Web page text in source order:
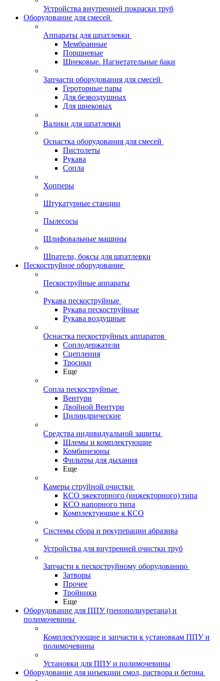
Устройства внутренней покраски труб
Оборудование для смесей
Аппараты для шпатлевки
Мембранные
Поршневые
Шнековые. Нагнетательные баки
Запчасти оборудования для смесей
Героторные пары
Для безвоздушных
Для шнековых
Валики для шпатлевки
Оснастка оборудования для смесей
Пистолеты
Рукава
Сопла
Хопперы
Штукатурные станции
Пылесосы
Шлифовальные машины
Шпатели, боксы для шпатлевки
Пескоструйное оборудование
Пескоструйные аппараты
Рукава пескоструйные
Рукава пескоструйные
Рукава воздушные
Оснастка пескоструйных аппаратов
Соплодержатели
Сцепления
Тросики
Еще
Сопла пескоструйные
Вентури
Двойной Вентури
Цилиндрические
Средства индивидуальной защиты
Шлемы и комплектующие
Комбинезоны
Фильтры для дыхания
Еще
Камеры струйной очистки
КСО эжекторного (инжекторного) типа
КСО напорного типа
Комплектующие к КСО
Системы сбора и рекуперации абразива
Устройства для внутренней очистки труб
Запчасти к пескоструйному оборудованию
Затворы
Прочее
Тройники
Еще
Оборудование для ППУ (пенополиуретана) и
полимочевины
Комплектующие и запчасти к установкам ППУ и
полимочевины
Установки для ППУ и полимочевины
Оборудование для инъекции смол, раствора и бетона